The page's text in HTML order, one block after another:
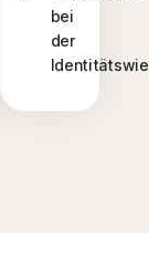
bei
der